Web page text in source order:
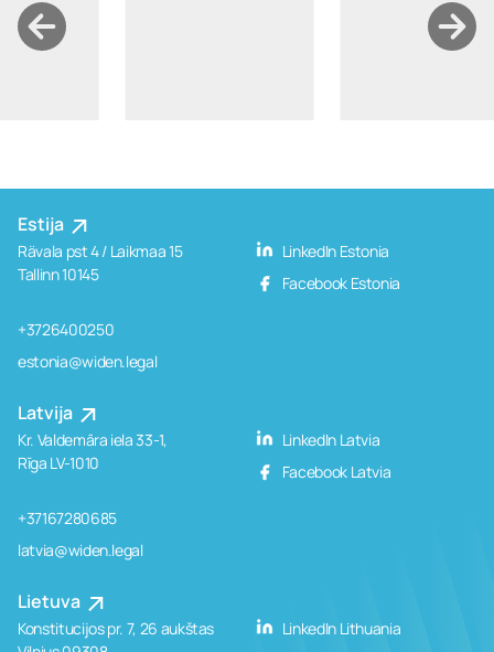
Estija
Rävala pst 4 / Laikmaa 15
Tallinn 10145
+3726400250
estonia@widen.legal
LinkedIn Estonia
Facebook Estonia
Latvija
Kr. Valdemāra iela 33-1,
Rīga LV-1010
+37167280685
latvia@widen.legal
LinkedIn Latvia
Facebook Latvia
Lietuva
Konstitucijos pr. 7, 26 aukštas
LinkedIn Lithuania